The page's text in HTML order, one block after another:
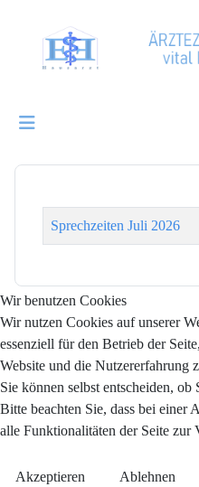
Titel
Sprechzeiten Juli 2026
Wir benutzen Cookies
Wir nutzen Cookies auf unserer
essenziell für den Betrieb der
Website und die Nutzererfahrung
Sie können selbst entscheiden,
Bitte beachten Sie, dass bei
alle Funktionalitäten der Seite zur
Akzeptieren Ablehnen